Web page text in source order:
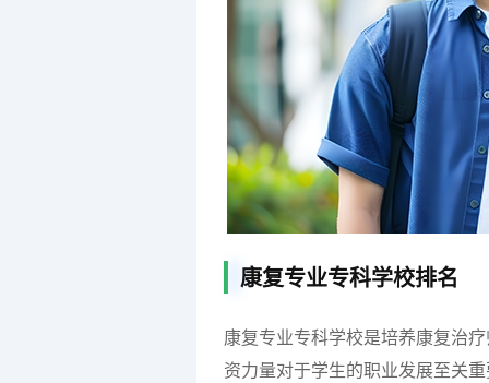
康复专业专科学校排名
康复专业专科学校是培养康复治
资力量对于学生的职业发展至关